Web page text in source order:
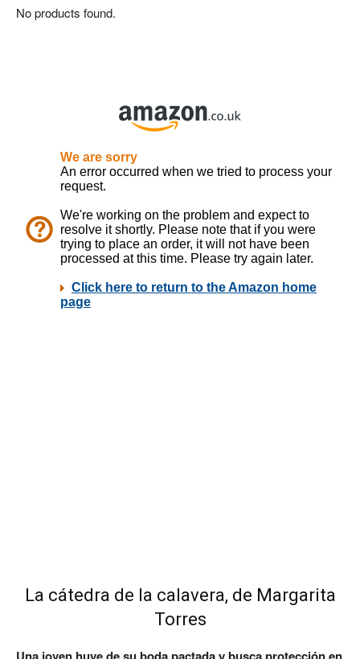
No products found.
La cátedra de la calavera, de Margarita
Torres
Una joven huye de su boda pactada y busca protección en